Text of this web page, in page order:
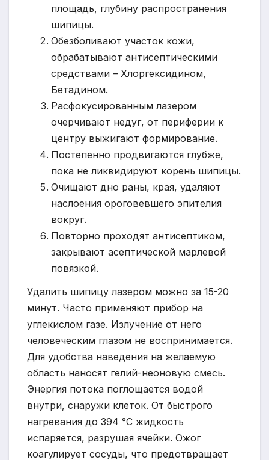
площадь, глубину распространения
шипицы.
Обезболивают участок кожи,
обрабатывают антисептическими
средствами – Хлоргексидином,
Бетадином.
Расфокусированным лазером
очерчивают недуг, от периферии к
центру выжигают формирование.
Постепенно продвигаются глубже,
пока не ликвидируют корень шипицы.
Очищают дно раны, края, удаляют
наслоения ороговевшего эпителия
вокруг.
Повторно проходят антисептиком,
закрывают асептической марлевой
повязкой.
Удалить шипицу лазером можно за 15-20
минут. Часто применяют прибор на
углекислом газе. Излучение от него
человеческим глазом не воспринимается.
Для удобства наведения на желаемую
область наносят гелий-неоновую смесь.
Энергия потока поглощается водой
внутри, снаружи клеток. От быстрого
нагревания до 394 °С жидкость
испаряется, разрушая ячейки. Ожог
коагулирует сосуды, что предотвращает